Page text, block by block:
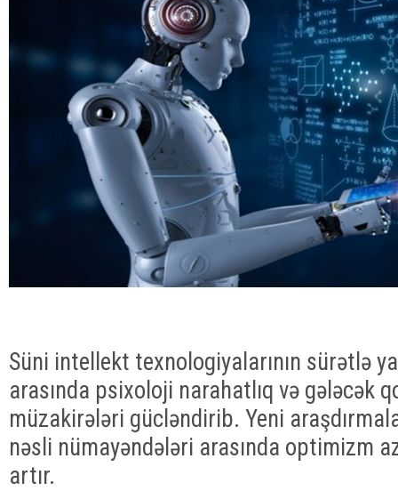
Süni intellekt texnologiyalarının sürətlə
arasında psixoloji narahatlıq və gələcək
müzakirələri gücləndirib. Yeni
nəsli nümayəndələri arasında optimizm
artır.